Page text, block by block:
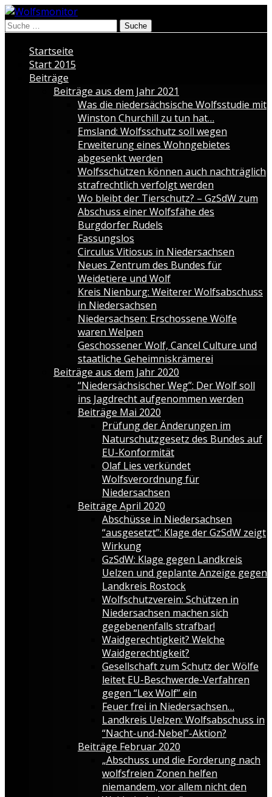
Suche
Startseite
Start 2015
Beiträge
Beiträge aus dem Jahr 2021
Was die niedersächsische Wolfsstudie mit
Winston Churchill zu tun hat…
Emsland: Wolfsschutz soll wegen
Erweiterung eines Wohngebietes
abgesenkt werden
Wolfsschützen können auch nachträglich
strafrechtlich verfolgt werden
Wo bleibt der Tierschutz? – GzSdW zum
Abschuss einer Wolfsfähe des
Burgdorfer Rudels
Fassungslos
Circulus Vitiosus in Niedersachsen
Neues Zentrum des Bundes für
Weidetiere und Wolf
Kreis Nienburg: Weiterer Wolfsabschuss
in Niedersachsen
Niedersachsen: Erschossene Wölfe
waren Welpen
Geschossener Wolf, Cancel Culture und
staatliche Geheimniskrämerei
Beiträge aus dem Jahr 2020
“Niedersächsischer Weg”: Der Wolf soll
ins Jagdrecht aufgenommen werden
Beiträge Mai 2020
Prüfung der Änderungen im
Naturschutzgesetz des Bundes auf
EU-Konformität
Olaf Lies verkündet
Wolfsverordnung für
Niedersachsen
Beiträge April 2020
Abschüsse in Niedersachsen
“ausgesetzt”: Klage der GzSdW zeigt
Wirkung
GzSdW: Klage gegen Landkreis
Uelzen und geplante Anzeige gegen
Landkreis Rostock
Wolfschutzverein: Schützen in
Niedersachsen machen sich
gegebenenfalls strafbar!
Waidgerechtigkeit? Welche
Waidgerechtigkeit?
Gesellschaft zum Schutz der Wölfe
leitet EU-Beschwerde-Verfahren
gegen “Lex Wolf” ein
Feuer frei in Niedersachsen…
Landkreis Uelzen: Wolfsabschuss in
“Nacht-und-Nebel”-Aktion?
Beiträge Februar 2020
„Abschuss und die Forderung nach
wolfsfreien Zonen helfen
niemandem, vor allem nicht den